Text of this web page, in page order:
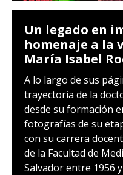
Un legado en
homenaje a la
María Isabel
A lo largo de sus
trayectoria de la
desde su formación
fotografías de su
con su carrera
de la Facultad de
Salvador entre 1956